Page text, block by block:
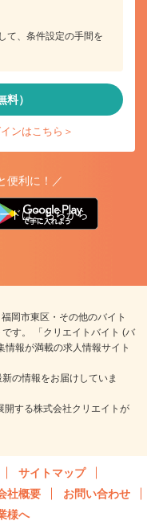
て、条件設定の手間を
料）
ンはこちら＞
便利に！／
ドはこちらから
岡市東区・その他のバイト
す。 「クリエイトバイト (バ
報が満載の求人情報サイト
の情報をお届けしていま
開する株式会社クリエイトが
サイトマップ
社概要
お問い合わせ
様へ